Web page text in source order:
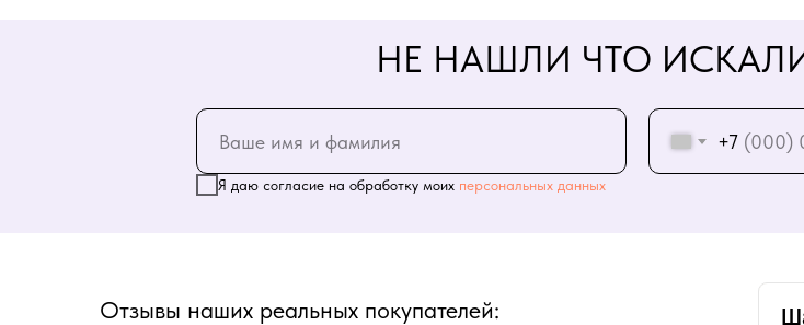
+7
Я даю согласие на обработку моих персональных данных
НЕ НАШЛИ ЧТО
Отзывы наших реальных покупателей: